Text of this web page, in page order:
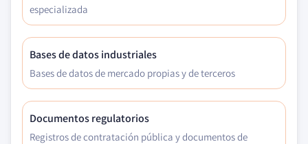
especializada
Bases de datos industriales
Bases de datos de mercado propias y de terceros
Documentos regulatorios
Registros de contratación pública y documentos de